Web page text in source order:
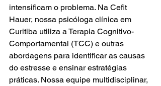
intensificam o problema. Na Cefit
Hauer, nossa psicóloga clínica em
Curitiba utiliza a Terapia Cognitivo-
Comportamental (TCC) e outras
abordagens para identificar as causas
do estresse e ensinar estratégias
práticas. Nossa equipe multidisciplinar,